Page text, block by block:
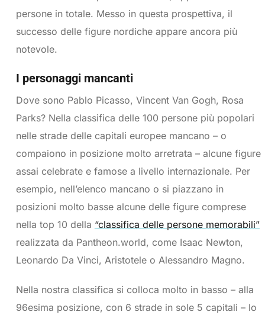
persone in totale. Messo in questa prospettiva, il
successo delle figure nordiche appare ancora più
notevole.
I personaggi mancanti
Dove sono Pablo Picasso, Vincent Van Gogh, Rosa
Parks? Nella classifica delle 100 persone più popolari
nelle strade delle capitali europee mancano – o
compaiono in posizione molto arretrata – alcune figure
assai celebrate e famose a livello internazionale. Per
esempio, nell’elenco mancano o si piazzano in
posizioni molto basse alcune delle figure comprese
nella top 10 della “classifica delle persone memorabili”
realizzata da Pantheon.world, come Isaac Newton,
Leonardo Da Vinci, Aristotele o Alessandro Magno.
Nella nostra classifica si colloca molto in basso – alla
96esima posizione, con 6 strade in sole 5 capitali – lo